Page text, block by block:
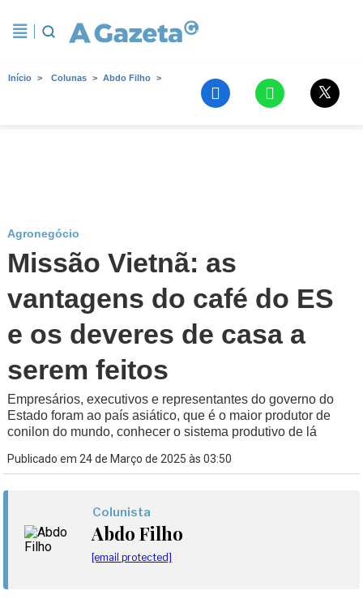
Início Colunas Abdo Filho
Agronegócio
Missão Vietnã: as
vantagens do café do ES
e os deveres de casa a
serem feitos
Empresários, executivos e representantes do governo do
Estado foram ao país asiático, que é o maior produtor de
conilon do mundo, conhecer o sistema produtivo de lá
Publicado em 24 de Março de 2025 às 03:50
Colunista
Abdo Filho
[email protected]